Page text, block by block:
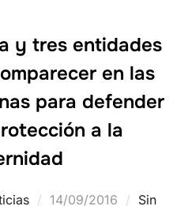
y tres entidades
en las
para defender
a la
14/09/2016
Sin